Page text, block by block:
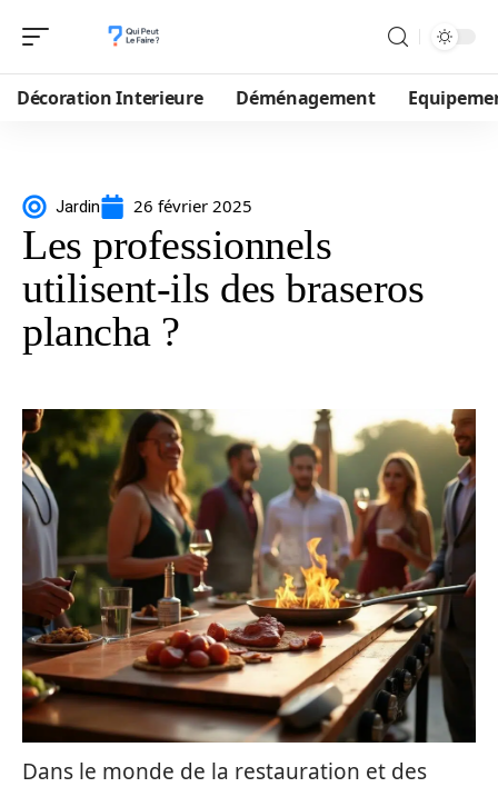
Décoration Interieure Déménagement
Jardin 26 février 2025
Les professionnels
utilisent-ils des braseros
plancha ?
Dans le monde de la restauration et des